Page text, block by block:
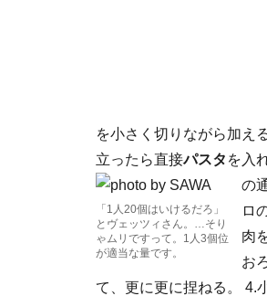
を小さく切りながら加え
立ったら直接パスタ を入
の
「1人20個はいけるだろ」
とヴェッツィさん。…そり
ゃムリですって。1人3個位
が適当な量です。
ロ
肉
お
て、更に更に捏ねる。 4.